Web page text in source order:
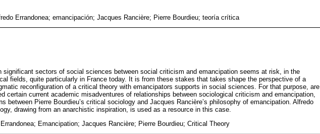
Errandonea; emancipación; Jacques Rancière; Pierre Bourdieu; teoría crítica
significant sectors of social sciences between social criticism and emancipation seems at risk, in the
fields, quite particularly in France today. It is from these stakes that takes shape the perspective of a
reconfiguration of a critical theory with emancipators supports in social sciences. For that purpose, are
certain current academic misadventures of relationships between sociological criticism and emancipation,
between Pierre Bourdieu’s critical sociology and Jacques Rancière’s philosophy of emancipation. Alfredo
drawing from an anarchistic inspiration, is used as a resource in this case.
Emancipation; Jacques Rancière; Pierre Bourdieu; Critical Theory